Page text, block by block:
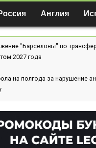
Англия
"Барселоны" по
2027 года
на полгода за нарушение